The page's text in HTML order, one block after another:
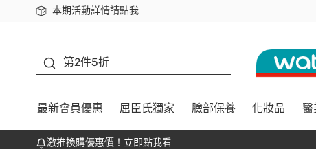
本期活動詳情請點我
下載app最高回饋$350
第2件5折
最新會員優惠 屈臣氏獨家 臉部保養 化妝品 醫
激推換購優惠價！立即點我看